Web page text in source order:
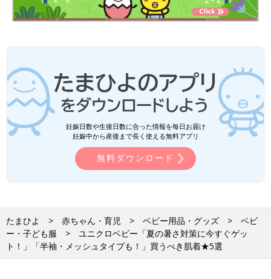
妊娠日数や生後日数に合った情報を毎日お届け
妊娠中から産後まで長く使える無料アプリ
無料ダウンロード
たまひよ 赤ちゃん・育児 ベビー用品・グッズ
ベビ
ー・子ども服
ユニクロベビー「夏の暑さ対策に今すぐゲッ
ト！」「半袖・メッシュタイプも！」買うべき肌着★5選